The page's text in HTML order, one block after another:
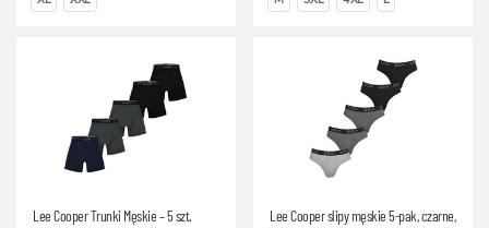
Lee Cooper Trunki Męskie – 5 szt.
Lee Cooper slipy męskie 5-pak, czarne,